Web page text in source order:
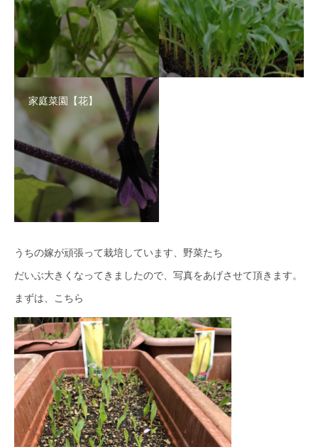
家庭菜園【花】
うちの嫁が頑張って栽培しています、野菜たち
だいぶ大きくなってきましたので、写真をあげさせて頂きます。
まずは、こちら